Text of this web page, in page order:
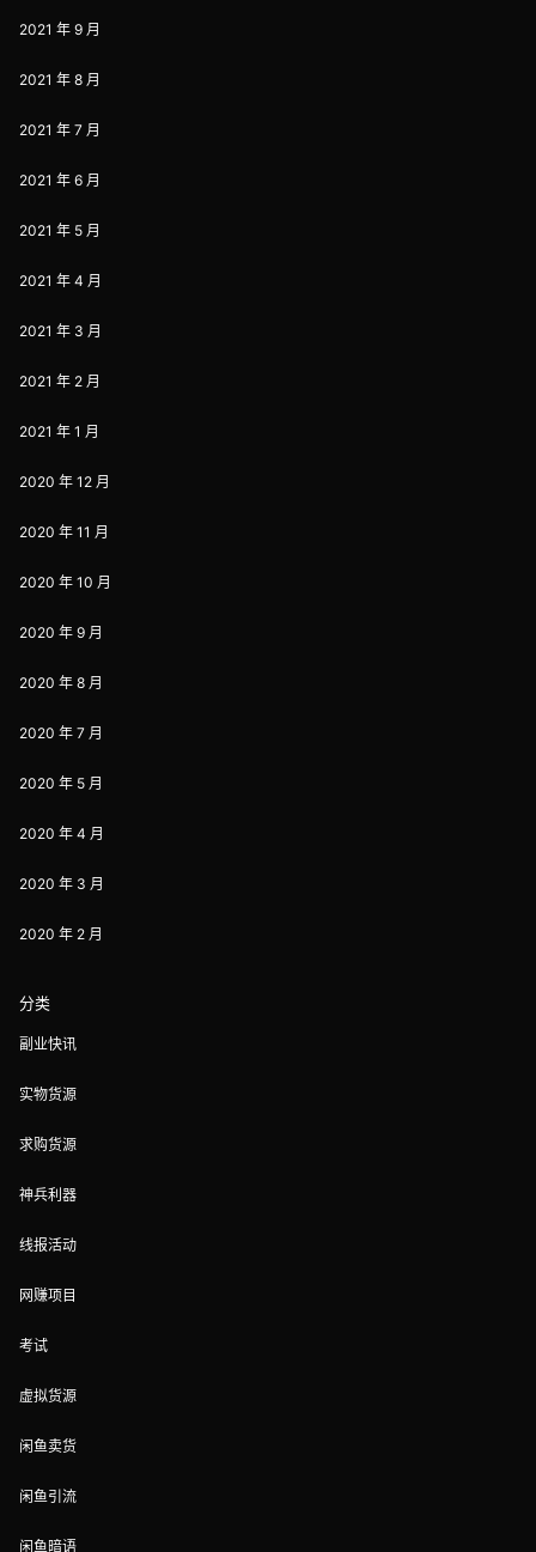
2021 年 9 月
2021 年 8 月
2021 年 7 月
2021 年 6 月
2021 年 5 月
2021 年 4 月
2021 年 3 月
2021 年 2 月
2021 年 1 月
2020 年 12 月
2020 年 11 月
2020 年 10 月
2020 年 9 月
2020 年 8 月
2020 年 7 月
2020 年 5 月
2020 年 4 月
2020 年 3 月
2020 年 2 月
分类
副业快讯
实物货源
求购货源
神兵利器
线报活动
网赚项目
考试
虚拟货源
闲鱼卖货
闲鱼引流
闲鱼暗语